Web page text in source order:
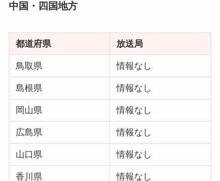
中国・四国地方
都道府県 放送局
鳥取県 情報なし
島根県 情報なし
岡山県 情報なし
広島県 情報なし
山口県 情報なし
香川県 情報なし